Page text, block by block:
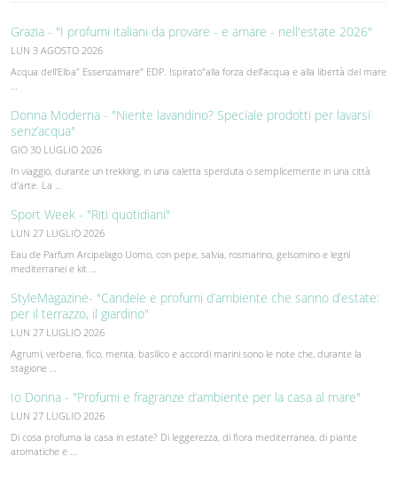
Grazia - "I profumi italiani da provare - e amare - nell'estate 2026"
LUN 3 AGOSTO 2026
Acqua dell'Elba" Essenzamare" EDP. Ispirato"alla forza dell’acqua e alla libertà del mare
…
Donna Moderna - "Niente lavandino? Speciale prodotti per lavarsi
senz’acqua"
GIO 30 LUGLIO 2026
In viaggio, durante un trekking, in una caletta sperduta o semplicemente in una città
d'arte. La …
Sport Week - "Riti quotidiani"
LUN 27 LUGLIO 2026
Eau de Parfum Arcipelago Uomo, con pepe, salvia, rosmarino, gelsomino e legni
mediterranei e kit …
StyleMagazine- "Candele e profumi d’ambiente che sanno d’estate:
per il terrazzo, il giardino"
LUN 27 LUGLIO 2026
Agrumi, verbena, fico, menta, basilico e accordi marini sono le note che, durante la
stagione …
Io Donna - "Profumi e fragranze d’ambiente per la casa al mare"
LUN 27 LUGLIO 2026
Di cosa profuma la casa in estate? Di leggerezza, di flora mediterranea, di piante
aromatiche e …